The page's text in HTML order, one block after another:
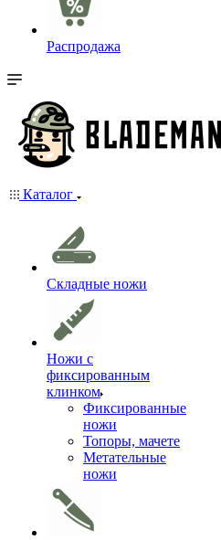
Распродажа
Каталог
Складные ножи
Ножи с
фиксированным
клинком
Фиксированные
ножи
Топоры, мачете
Метательные
ножи